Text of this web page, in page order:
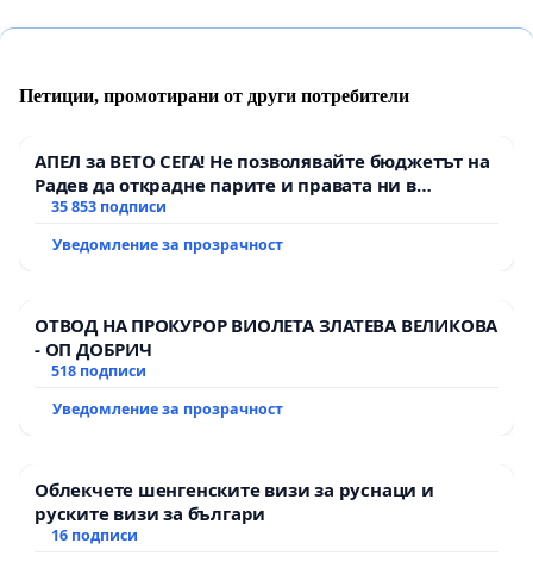
Петиции, промотирани от други потребители
АПЕЛ за ВЕТО СЕГА! Не позволявайте бюджетът на
Радев да открадне парите и правата ни в
тъмното
35 853 подписи
Уведомление за прозрачност
ОТВОД НА ПРОКУРОР ВИОЛЕТА ЗЛАТЕВА ВЕЛИКОВА
- ОП ДОБРИЧ
518 подписи
Уведомление за прозрачност
Облекчете шенгенските визи за руснаци и
руските визи за българи
16 подписи